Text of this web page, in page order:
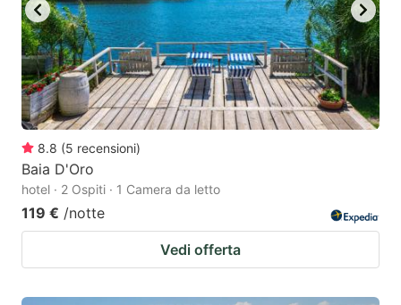
8.8 (5 recensioni)
Baia D'Oro
hotel · 2 Ospiti · 1 Camera da letto
119 € /notte
Vedi offerta